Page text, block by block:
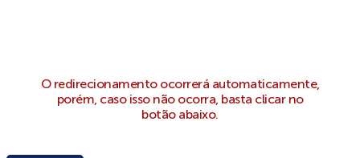
O redirecionamento ocorrerá automaticamente,
porém, caso isso não ocorra, basta clicar no
botão abaixo.